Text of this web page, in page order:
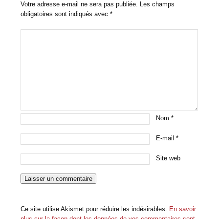
Votre adresse e-mail ne sera pas publiée. Les champs
obligatoires sont indiqués avec*
Nom*
E-mail*
Site web
Ce site utilise Akismet pour réduire les indésirables.
En savoir